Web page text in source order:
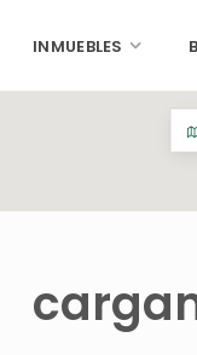
INMUEBLES